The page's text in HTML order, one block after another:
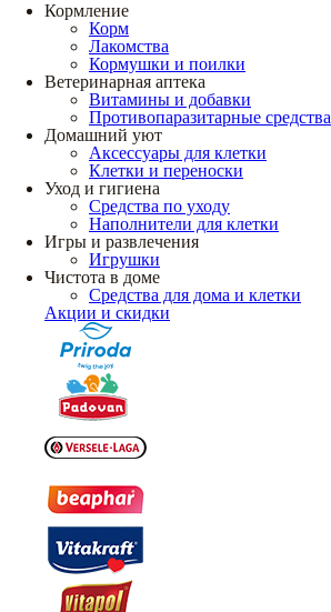
Кормление
Корм
Лакомства
Кормушки и поилки
Ветеринарная аптека
Витамины и добавки
Противопаразитарные средства
Домашний уют
Аксессуары для клетки
Клетки и переноски
Уход и гигиена
Средства по уходу
Наполнители для клетки
Игры и развлечения
Игрушки
Чистота в доме
Средства для дома и клетки
Акции и скидки